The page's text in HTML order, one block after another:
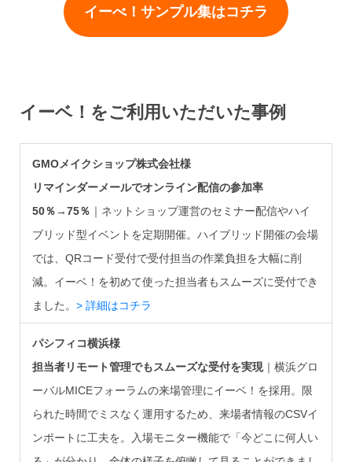
イーべ！サンプル集はコチラ
イーベ！をご利用いただいた事例
GMOメイクショップ株式会社様
リマインダーメールでオンライン配信の参加率
50％→75％ ｜ネットショップ運営のセミナー配信やハイ
ブリッド型イベントを定期開催。ハイブリッド開催の会場
では、QRコード受付で受付担当の作業負担を大幅に削
減。イーベ！を初めて使った担当者もスムーズに受付でき
ました。 > 詳細はコチラ
パシフィコ横浜様
担当者リモート管理でもスムーズな受付を実現｜横浜グロ
ーバルMICEフォーラムの来場管理にイーベ！を採用。限
られた時間でミスなく運用するため、来場者情報のCSVイ
ンポートに工夫を。入場モニター機能で「今どこに何人い